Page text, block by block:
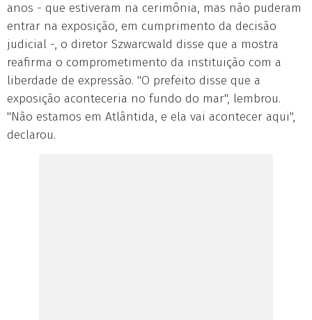
anos - que estiveram na cerimônia, mas não puderam
entrar na exposição, em cumprimento da decisão
judicial -, o diretor Szwarcwald disse que a mostra
reafirma o comprometimento da instituição com a
liberdade de expressão. "O prefeito disse que a
exposição aconteceria no fundo do mar", lembrou.
"Não estamos em Atlântida, e ela vai acontecer aqui",
declarou.